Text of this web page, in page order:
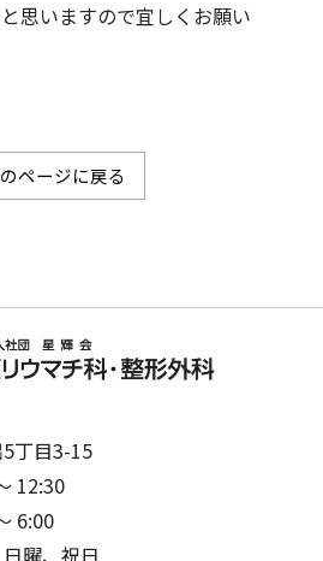
思いますので宜しくお願い
ページに戻る
丁目3-15
12:30
6:00